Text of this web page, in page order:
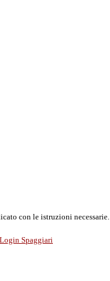
con le istruzioni necessarie.
Login Spaggiari